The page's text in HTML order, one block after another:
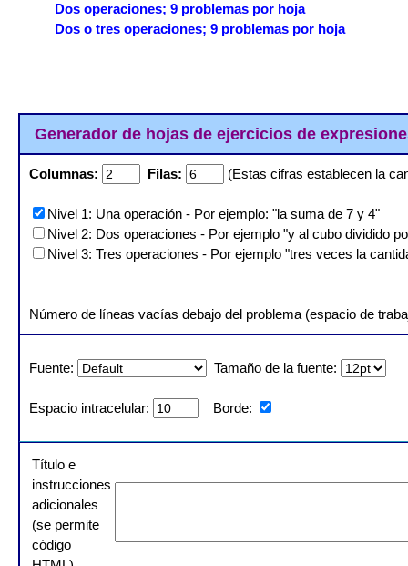
Dos operaciones; 9 problemas por hoja
Dos o tres operaciones; 9 problemas por hoja
Generador de hojas de ejercicios de
Columnas: Filas: (Estas cifras establecen la
Nivel 1: Una operación - Por ejemplo: "la suma de 7 y 4"
Nivel 2: Dos operaciones - Por ejemplo "y al cubo dividido
Nivel 3: Tres operaciones - Por ejemplo "tres veces la
Número de líneas vacías debajo del problema (espacio de
Fuente: Tamaño de la fuente:
Espacio intracelular: Borde:
Título e
instrucciones
adicionales
(se permite
código